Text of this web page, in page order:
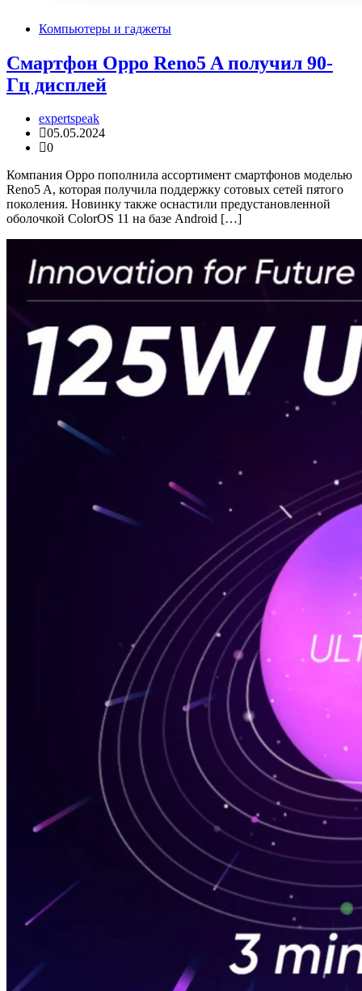
Компьютеры и гаджеты
Смартфон Oppo Reno5 A получил 90-
Гц дисплей
expertspeak
05.05.2024
0
Компания Oppo пополнила ассортимент смартфонов моделью
Reno5 A, которая получила поддержку сотовых сетей пятого
поколения. Новинку также оснастили предустановленной
оболочкой ColorOS 11 на базе Android […]